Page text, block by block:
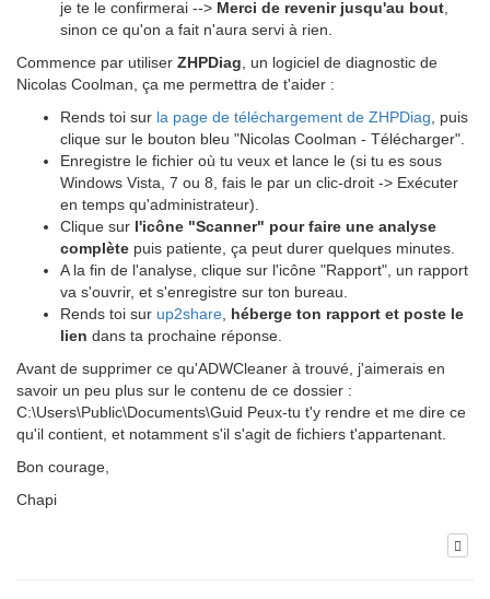
je te le confirmerai --> Merci de revenir jusqu'au bout,
sinon ce qu'on a fait n'aura servi à rien.
Commence par utiliser ZHPDiag, un logiciel de diagnostic de
Nicolas Coolman, ça me permettra de t'aider :
Rends toi sur la page de téléchargement de ZHPDiag, puis
clique sur le bouton bleu "Nicolas Coolman - Télécharger".
Enregistre le fichier où tu veux et lance le (si tu es sous
Windows Vista, 7 ou 8, fais le par un clic-droit -> Exécuter
en temps qu'administrateur).
Clique sur l'icône "Scanner" pour faire une analyse
complète puis patiente, ça peut durer quelques minutes.
A la fin de l'analyse, clique sur l'icône "Rapport", un rapport
va s'ouvrir, et s'enregistre sur ton bureau.
Rends toi sur up2share, héberge ton rapport et poste le
lien dans ta prochaine réponse.
Avant de supprimer ce qu'ADWCleaner à trouvé, j'aimerais en
savoir un peu plus sur le contenu de ce dossier :
C:\Users\Public\Documents\Guid Peux-tu t'y rendre et me dire ce
qu'il contient, et notamment s'il s'agit de fichiers t'appartenant.
Bon courage,
Chapi